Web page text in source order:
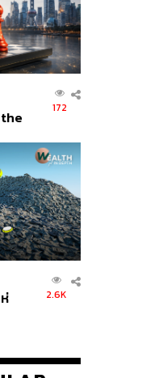
172
ซุก
2.6K